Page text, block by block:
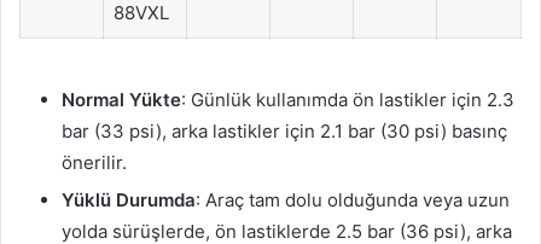
88VXL
Normal Yükte: Günlük kullanımda ön lastikler için 2.3
bar (33 psi), arka lastikler için 2.1 bar (30 psi) basınç
önerilir.
Yüklü Durumda: Araç tam dolu olduğunda veya uzun
yolda sürüşlerde, ön lastiklerde 2.5 bar (36 psi), arka